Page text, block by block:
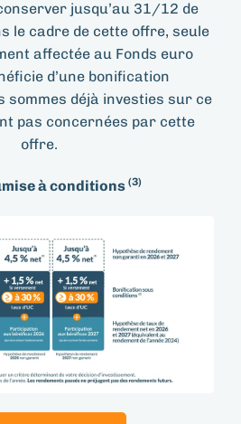
jusqu’au 31/12 de
le cadre de cette offre, seule
affectée au Fonds euro
d’une bonification
sommes déjà investies sur ce
pas concernées par cette
offre.
à conditions (3)